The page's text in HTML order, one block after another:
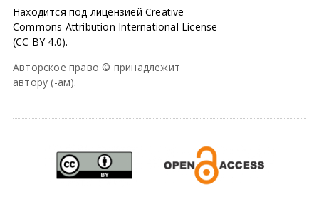
Находится под лицензией Creative
Commons Attribution International License
(CC BY 4.0).
Авторское право © принадлежит
автору (-ам).